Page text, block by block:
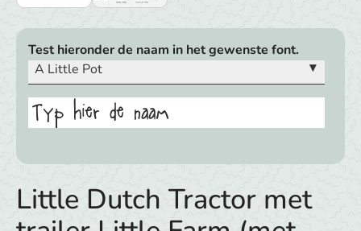
Test hieronder de naam in het gewenste font.
A Little Pot
▾
Typ hier de naam
Little Dutch Tractor met